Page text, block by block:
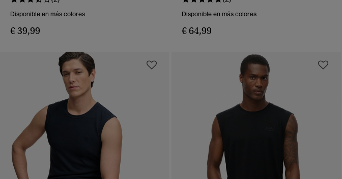
Disponible en más colores
€ 39,99
Disponible en más colores
€ 64,99